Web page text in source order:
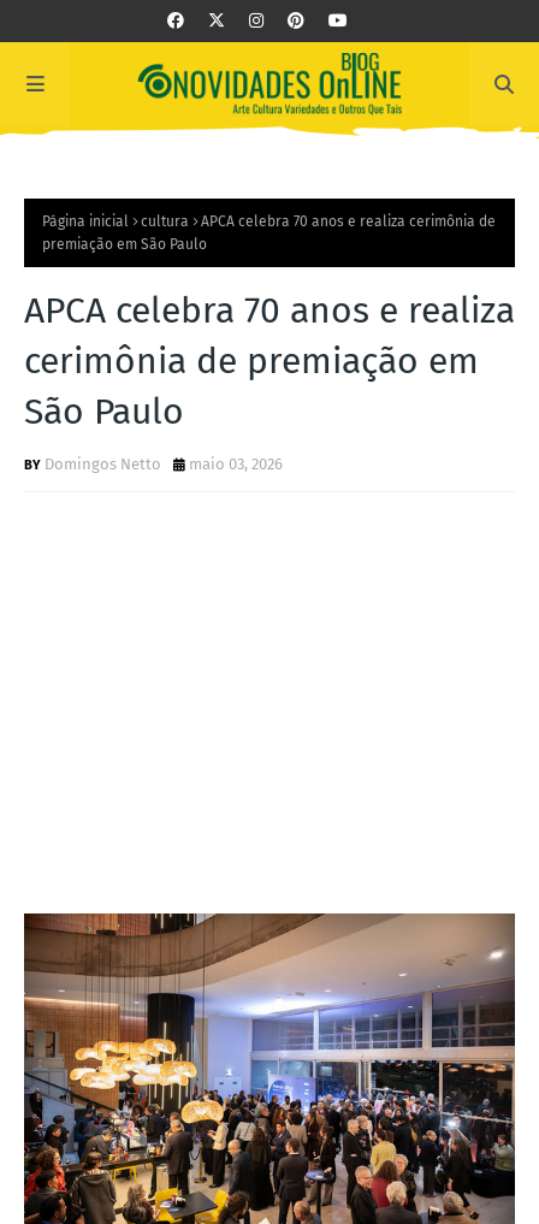
Página inicial cultura
APCA celebra 70 anos e realiza cerimônia de
premiação em São Paulo
APCA celebra 70 anos e realiza
cerimônia de premiação em
São Paulo
Domingos Netto maio 03, 2026